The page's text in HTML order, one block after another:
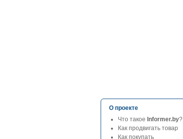
О проекте
Что такое Informer.by?
Как продвигать товар
Как покупать